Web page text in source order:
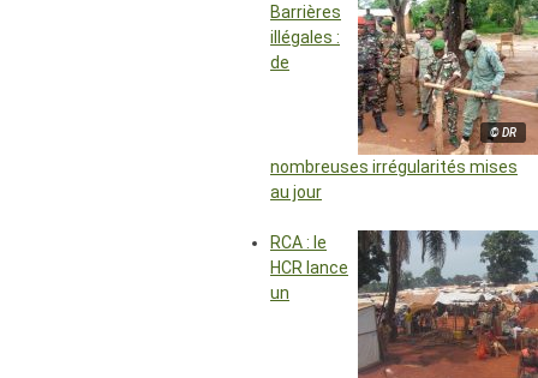
© DR
Barrières
illégales :
de
nombreuses irrégularités mises
au jour
RCA : le
HCR lance
un